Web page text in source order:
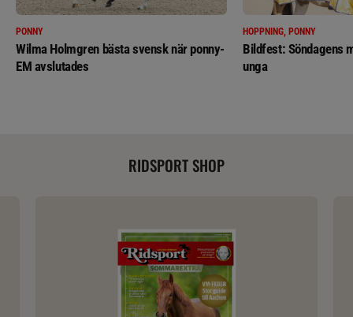
PONNY
Wilma Holmgren bästa svensk när ponny-
EM avslutades
HOPPNING, PONNY
Bildfest: Söndagens
unga
RIDSPORT SHOP